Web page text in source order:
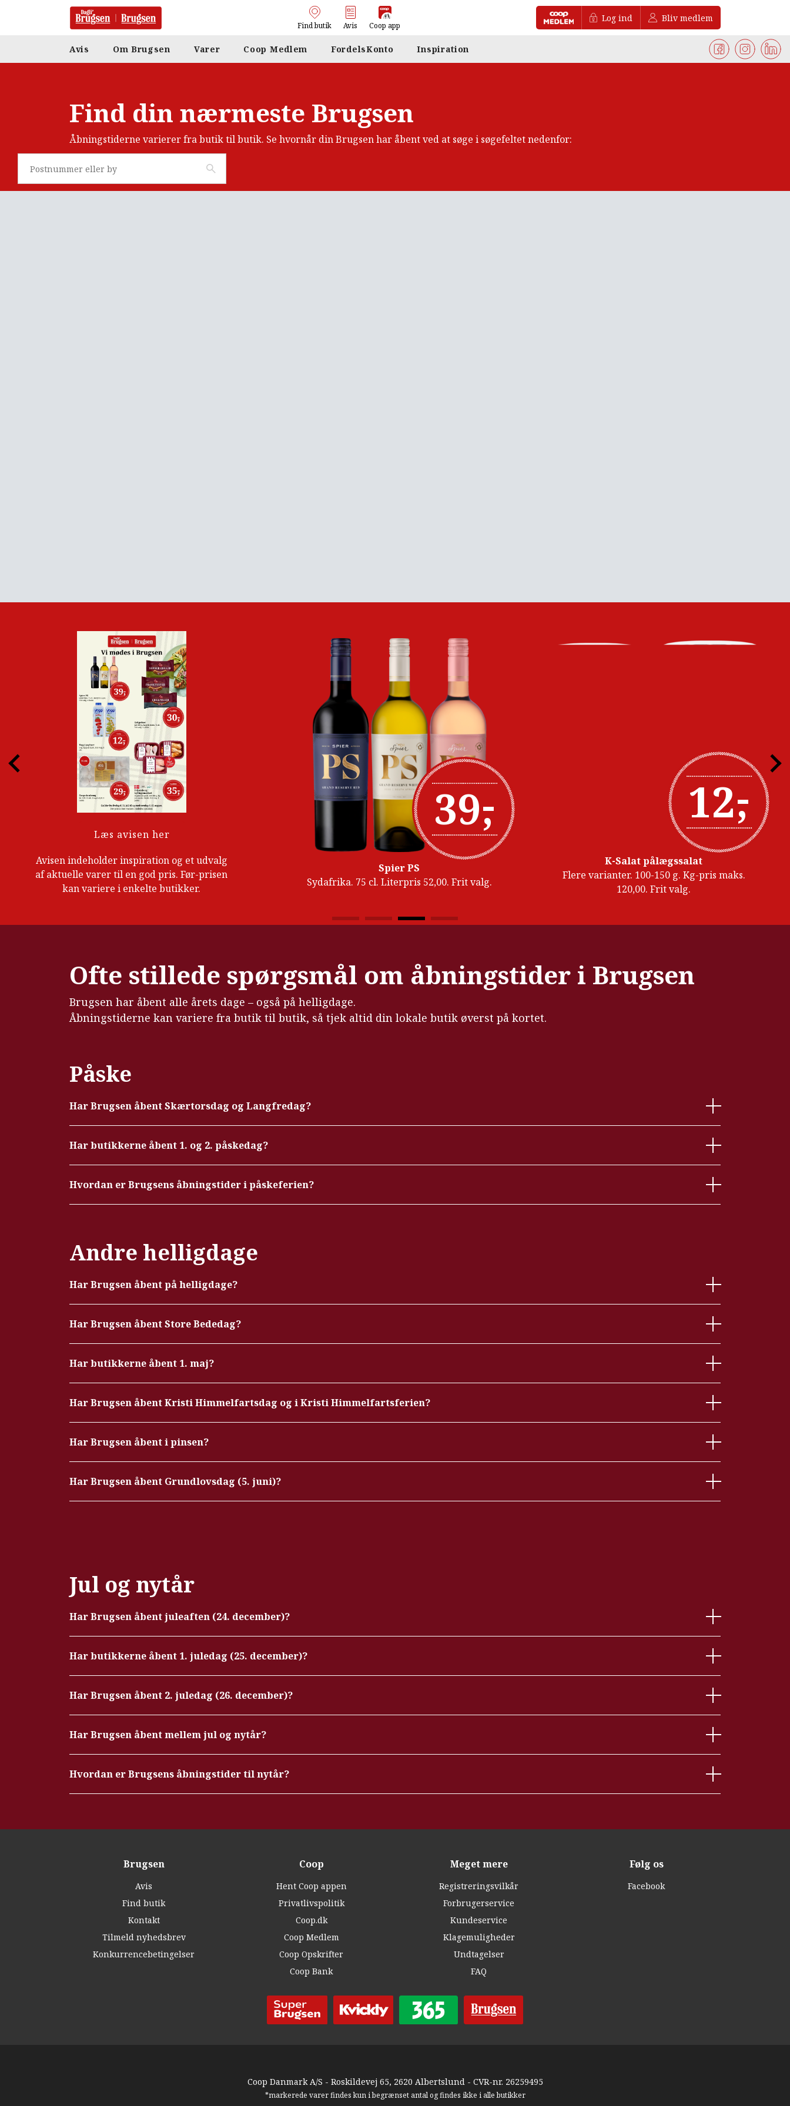
Find butik Avis Coop app
Log ind Bliv medlem
Avis Om Brugsen Varer Coop Medlem FordelsKonto Inspiration
Find din nærmeste Brugsen
Åbningstiderne varierer fra butik til butik. Se hvornår din Brugsen har åbent ved at søge i søgefeltet nedenfor:
Læs avisen her
Avisen indeholder inspiration og et udvalg
af aktuelle varer til en god pris. Før-prisen
kan variere i enkelte butikker.
39,
-
Spier PS
Sydafrika. 75 cl. Literpris 52,00. Frit valg.
12,
-
K-Salat pålægssalat
Flere varianter. 100-150 g. Kg-pris maks.
120,00. Frit valg.
Ofte stillede spørgsmål om åbningstider i Brugsen
Brugsen har åbent alle årets dage – også på helligdage.
Åbningstiderne kan variere fra butik til butik, så tjek altid din lokale butik øverst på kortet.
Påske
Har Brugsen åbent Skærtorsdag og Langfredag?
Har butikkerne åbent 1. og 2. påskedag?
Hvordan er Brugsens åbningstider i påskeferien?
Andre helligdage
Har Brugsen åbent på helligdage?
Har Brugsen åbent Store Bededag?
Har butikkerne åbent 1. maj?
Har Brugsen åbent Kristi Himmelfartsdag og i Kristi Himmelfartsferien?
Har Brugsen åbent i pinsen?
Har Brugsen åbent Grundlovsdag (5. juni)?
Jul og nytår
Har Brugsen åbent juleaften (24. december)?
Har butikkerne åbent 1. juledag (25. december)?
Har Brugsen åbent 2. juledag (26. december)?
Har Brugsen åbent mellem jul og nytår?
Hvordan er Brugsens åbningstider til nytår?
Brugsen
Avis
Find butik
Kontakt
Tilmeld nyhedsbrev
Konkurrencebetingelser
Coop
Hent Coop appen
Privatlivspolitik
Coop.dk
Coop Medlem
Coop Opskrifter
Coop Bank
Meget mere
Registreringsvilkår
Forbrugerservice
Kundeservice
Klagemuligheder
Undtagelser
FAQ
Følg os
Facebook
Coop Danmark A/S - Roskildevej 65, 2620 Albertslund - CVR-nr. 26259495
*markerede varer findes kun i begrænset antal og findes ikke i alle butikker